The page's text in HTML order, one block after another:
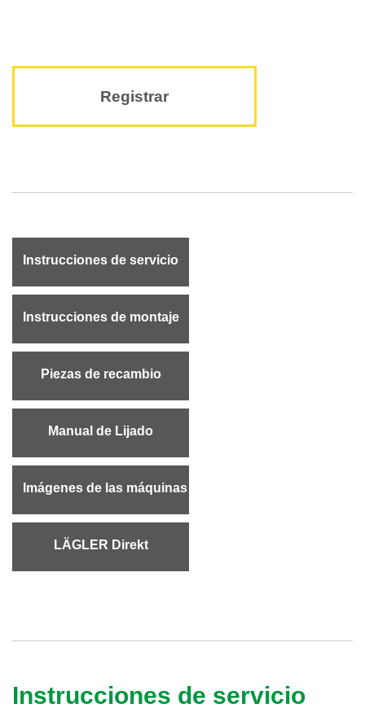
Registrar
Instrucciones de servicio
Instrucciones de montaje
Piezas de recambio
Manual de Lijado
Imágenes de las máquinas
LÄGLER Direkt
Instrucciones de servicio